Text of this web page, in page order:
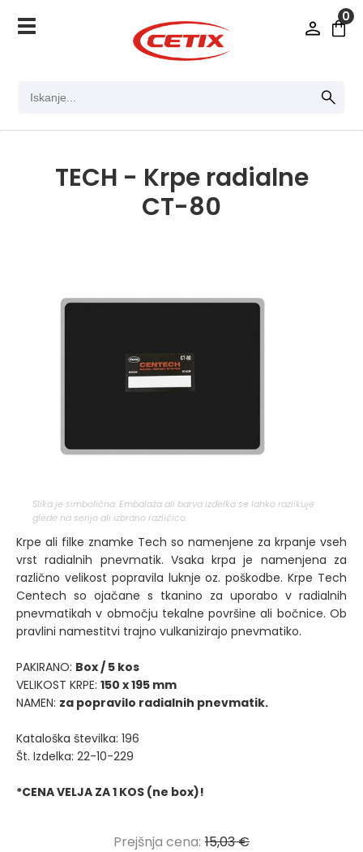
0
TECH - Krpe radialne
CT-80
Slika je simbolična. Embalaža ali barva izdelka se lahko razlikuje
glede na serijo ali izbrano različico.
Krpe ali filke znamke Tech so namenjene za krpanje vseh
vrst radialnih pnevmatik. Vsaka krpa je namenjena za
različno velikost popravila luknje oz. poškodbe. Krpe Tech
Centech so ojačane s tkanino za uporabo v radialnih
pnevmatikah v območju tekalne površine ali bočnice. Ob
pravlini namestitvi trajno vulkanizirajo pnevmatiko.
PAKIRANO: Box / 5 kos
VELIKOST KRPE: 150 x 195 mm
NAMEN: za popravilo radialnih pnevmatik.
Kataloška številka: 196
Št. Izdelka: 22-10-229
*CENA VELJA ZA 1 KOS (ne box)!
Prejšnja cena: 15,03 €